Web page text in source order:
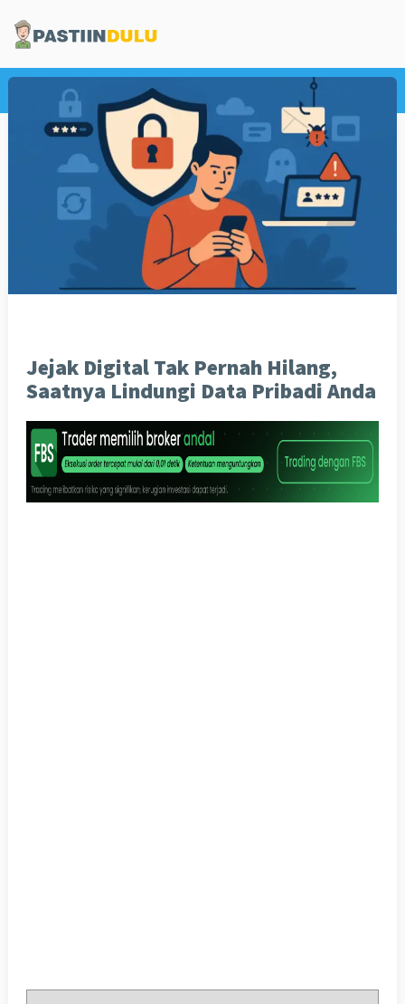
Home
Jejak Digital Tak Pernah Hilang,
Saatnya Lindungi Data Pribadi Anda